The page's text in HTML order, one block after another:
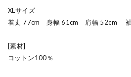
XLサイズ
着丈 77cm 身幅 61cm 肩幅 52cm
[素材]
コットン100％